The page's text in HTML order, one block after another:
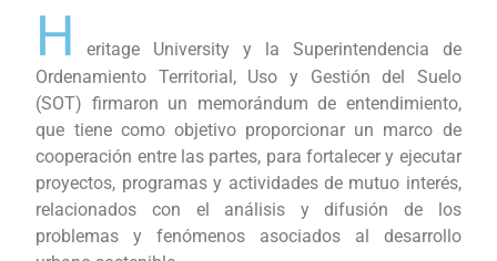
H
eritage University y la Superintendencia de
Ordenamiento Territorial, Uso y Gestión del Suelo
(SOT) firmaron un memorándum de entendimiento,
que tiene como objetivo proporcionar un marco de
cooperación entre las partes, para fortalecer y ejecutar
proyectos, programas y actividades de mutuo interés,
relacionados con el análisis y difusión de los
problemas y fenómenos asociados al desarrollo